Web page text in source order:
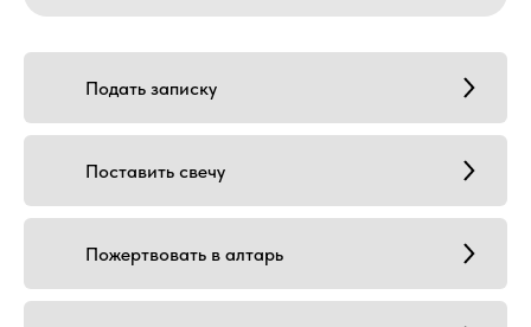
Подать записку
Поставить свечу
Пожертвовать в алтарь